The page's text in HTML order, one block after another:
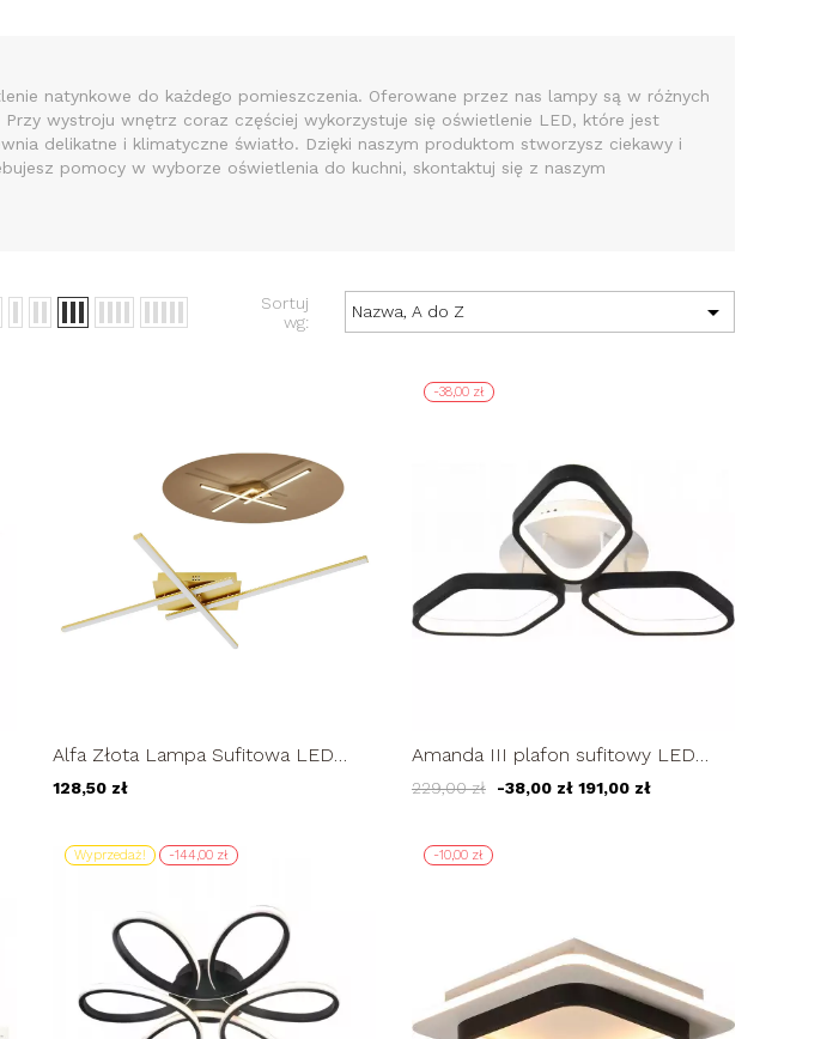
natynkowe do każdego pomieszczenia. Oferowane przez nas lampy są w różnych
wystroju wnętrz coraz częściej wykorzystuje się oświetlenie LED, które jest
delikatne i klimatyczne światło. Dzięki naszym produktom stworzysz ciekawy i
pomocy w wyborze oświetlenia do kuchni, skontaktuj się z naszym
Sortuj
wg:
Nazwa, A do Z 
Alfa Złota Lampa Sufitowa LED
Wisząca Regulowana Żyrandol
Plafon...
128,50 zł
-38,00 zł
Amanda III plafon sufitowy LED
48cm lampa sufitowa romby ring
45W
229,00 zł -38,00 zł 191,00 zł
Wyprzedaż! -144,00 zł -10,00 zł